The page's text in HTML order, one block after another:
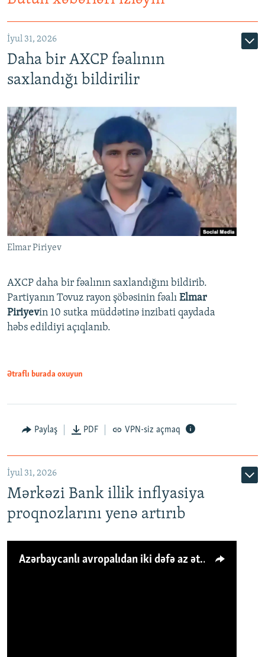
İyul 31, 2026
Daha bir AXCP fəalının
saxlandığı bildirilir
Elmar Piriyev
AXCP daha bir fəalının saxlandığını bildirib.
Partiyanın Tovuz rayon şöbəsinin fəalı Elmar
Piriyevin 10 sutka müddətinə inzibati qaydada
həbs edildiyi açıqlanıb.
Ətraflı burada oxuyun
Paylaş PDF VPN-siz açmaq
İyul 31, 2026
Mərkəzi Bank illik inflyasiya
proqnozlarını yenə artırıb
Azərbaycanlı avropalıdan iki dəfə az ət yeyir, amma... 'Qiymət artımı qaçılmazdır'